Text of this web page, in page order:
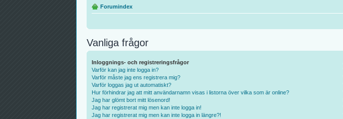
Forumindex
Vanliga frågor
Inloggnings- och registreringsfrågor
Varför kan jag inte logga in?
Varför måste jag ens registrera mig?
Varför loggas jag ut automatiskt?
Hur förhindrar jag att mitt användarnamn visas i listorna över vilka som är online?
Jag har glömt bort mitt lösenord!
Jag har registrerat mig men kan inte logga in!
Jag har registrerat mig men kan inte logga in längre?!